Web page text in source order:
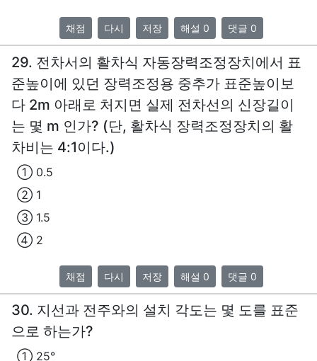
채점 다시 저장 해설 0 댓글 0
29. 전차서의 활차식 자동장력조정장치에서 표
준높이에 있던 장력조정용 중추가 표준높이보
다 2m 아래로 처지면 실제 전차선의 신장길이
는 몇 m 인가? (단, 활차식 장력조정장치의 활
차비는 4:1이다.)
① 0.5
② 1
③ 1.5
④ 2
채점 다시 저장 해설 0 댓글 0
30. 지선과 전주와의 설치 각도는 몇 도를 표준
으로 하는가?
① 25°